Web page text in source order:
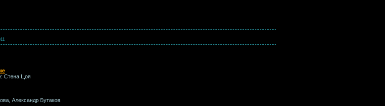
Стена Цоя
Александр Бутаков